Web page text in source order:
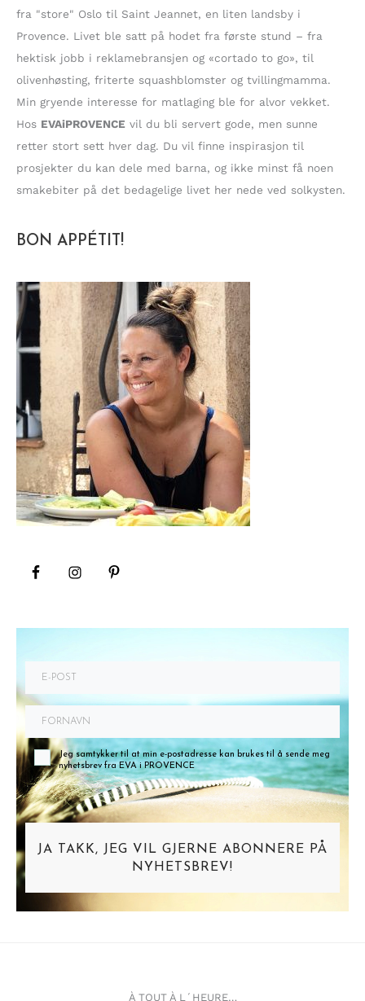
e
r
:
fra "store" Oslo til Saint Jeannet, en liten landsby i
Provence. Livet ble satt på hodet fra første stund – fra
hektisk jobb i reklamebransjen og «cortado to go», til
olivenhøsting, friterte squashblomster og tvillingmamma.
Min gryende interesse for matlaging ble for alvor vekket.
Hos EVAiPROVENCE vil du bli servert gode, men sunne
retter stort sett hver dag. Du vil finne inspirasjon til
prosjekter du kan dele med barna, og ikke minst få noen
smakebiter på det bedagelige livet her nede ved solkysten.
BON APPÉTIT!
Jeg samtykker til at min e-postadresse kan brukes til å sende meg
nyhetsbrev fra EVA i PROVENCE
JA TAKK, JEG VIL GJERNE ABONNERE PÅ
NYHETSBREV!
À TOUT À L´HEURE…